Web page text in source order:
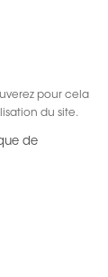
pour cela
du site.
de